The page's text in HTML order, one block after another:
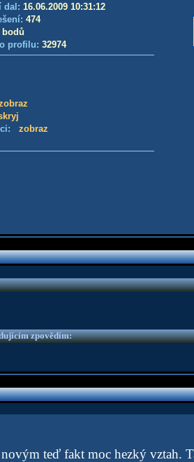
dal: 16.06.2009 10:31:12
474
bodů
profilu: 32974
zobraz
zpovědím:
teď fakt moc hezký vztah.